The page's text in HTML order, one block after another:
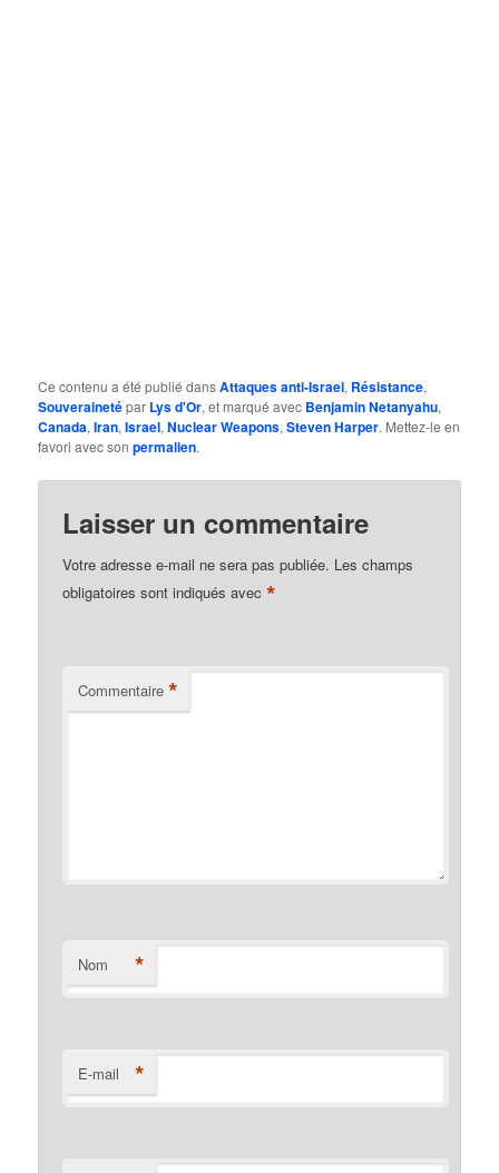
Ce contenu a été publié dansAttaques anti-Israel, Résistance,
Souverainetépar Lys d'Or, et marqué avec Benjamin Netanyahu,
Canada,Iran,Israel,Nuclear Weapons,Steven Harper. Mettez-le en
favori avec sonpermalien.
Laisser un commentaire
Votre adresse e-mail ne sera pas publiée. Les champs
obligatoires sont indiqués avec*
Commentaire *
Nom *
E-mail *